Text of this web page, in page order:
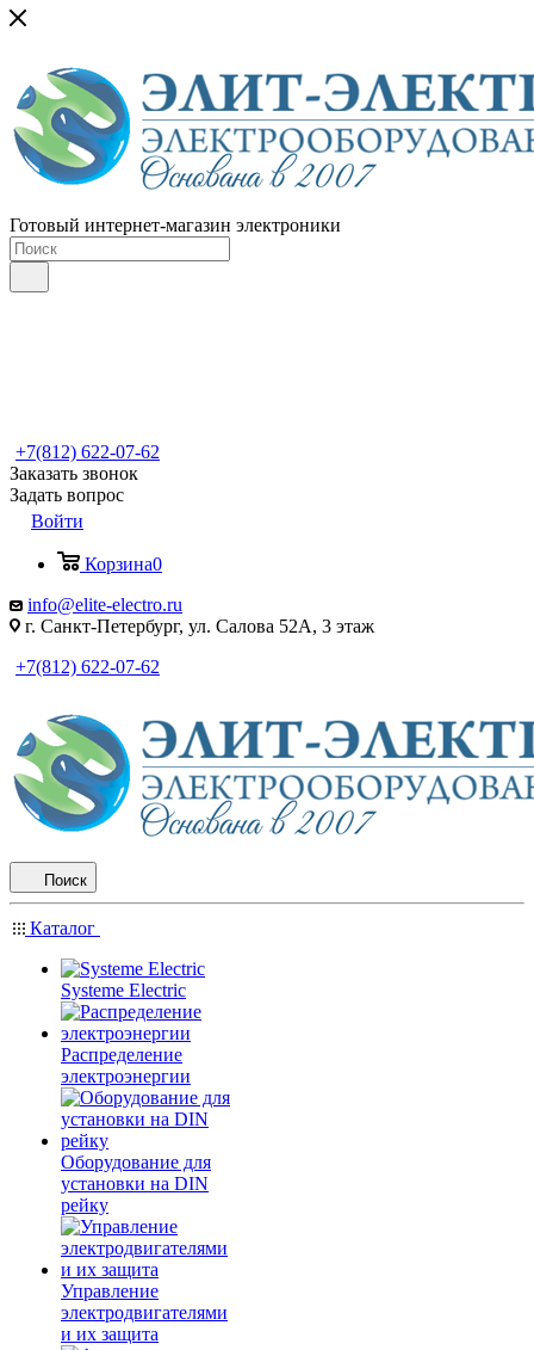
Готовый интернет-магазин электроники
+7(812) 622-07-62
Заказать звонок
Задать вопрос
Войти
Корзина0
info@elite-electro.ru
г. Санкт-Петербург, ул. Салова 52А, 3 этаж
+7(812) 622-07-62
Поиск
Каталог
Systeme Electric
Распределение
электроэнергии
Оборудование для
установки на DIN
рейку
Управление
электродвигателями
и их защита